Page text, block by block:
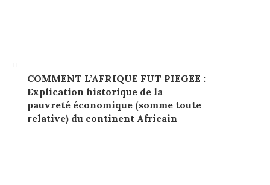
COMMENT L’AFRIQUE FUT PIEGEE :
Explication historique de la
pauvreté économique (somme toute
relative) du continent Africain